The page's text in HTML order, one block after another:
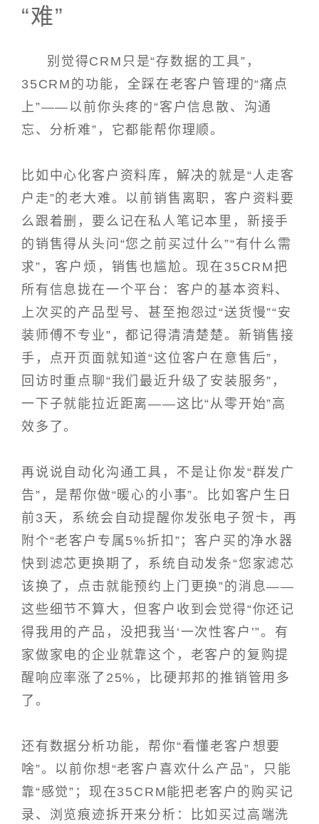
“难”
别觉得CRM只是“存数据的工具”，
35CRM的功能，全踩在老客户管理的“痛点
上”——以前你头疼的“客户信息散、沟通
忘、分析难”，它都能帮你理顺。
比如中心化客户资料库，解决的就是“人走客
户走”的老大难。以前销售离职，客户资料要
么跟着删，要么记在私人笔记本里，新接手
的销售得从头问“您之前买过什么”“有什么需
求”，客户烦，销售也尴尬。现在35CRM把
所有信息拢在一个平台：客户的基本资料、
上次买的产品型号、甚至抱怨过“送货慢”“安
装师傅不专业”，都记得清清楚楚。新销售接
手，点开页面就知道“这位客户在意售后”，
回访时重点聊“我们最近升级了安装服务”，
一下子就能拉近距离——这比“从零开始”高
效多了。
再说说自动化沟通工具，不是让你发“群发广
告”，是帮你做“暖心的小事”。比如客户生日
前3天，系统会自动提醒你发张电子贺卡，再
附个“老客户专属5%折扣”；客户买的净水器
快到滤芯更换期了，系统自动发条“您家滤芯
该换了，点击就能预约上门更换”的消息——
这些细节不算大，但客户收到会觉得“你还记
得我用的产品，没把我当‘一次性客户’”。有
家做家电的企业就靠这个，老客户的复购提
醒响应率涨了25%，比硬邦邦的推销管用多
了。
还有数据分析功能，帮你“看懂老客户想要
啥”。以前你想“老客户喜欢什么产品”，只能
靠“感觉”；现在35CRM能把老客户的购买记
录、浏览痕迹拆开来分析：比如买过高端洗